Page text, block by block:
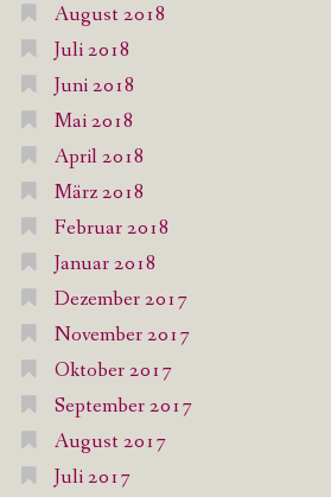
August 2018
Juli 2018
Juni 2018
Mai 2018
April 2018
März 2018
Februar 2018
Januar 2018
Dezember 2017
November 2017
Oktober 2017
September 2017
August 2017
Juli 2017